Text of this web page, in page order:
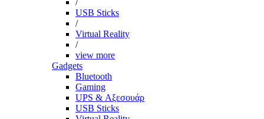
/
USB Sticks
/
Virtual Reality
/
view more
Gadgets
Bluetooth
Gaming
UPS & Αξεσουάρ
USB Sticks